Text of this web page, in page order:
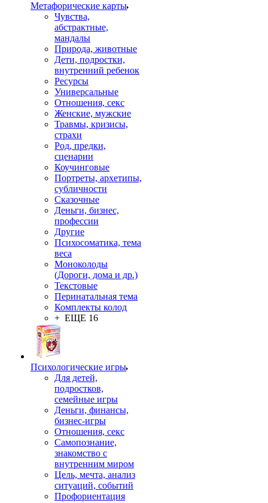
Mетафорические карты
Чувства,
абстрактные,
мандалы
Природа, животные
Дети, подростки,
внутренний ребенок
Ресурсы
Универсальные
Отношения, секс
Женские, мужские
Травмы, кризисы,
страхи
Род, предки,
сценарии
Коучинговые
Портреты, архетипы,
субличности
Сказочные
Деньги, бизнес,
профессии
Другие
Психосоматика, тема
веса
Моноколоды
(Дороги, дома и др.)
Текстовые
Перинатальная тема
Комплекты колод
+ ЕЩЕ 16
Психологические игры
Для детей,
подростков,
семейные игры
Деньги, финансы,
бизнес-игры
Отношения, секс
Самопознание,
знакомство с
внутренним миром
Цель, мечта, анализ
ситуаций, событий
Профориентация